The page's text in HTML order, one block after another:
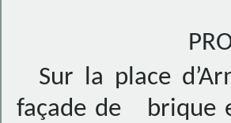
Sur la place
façade de brique